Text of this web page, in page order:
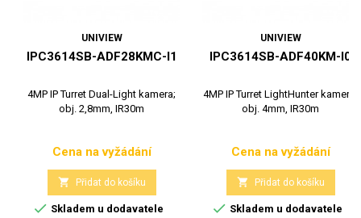
UNIVIEW
IPC3614SB-ADF28KMC-I1
4MP IP Turret Dual-Light kamera;
obj. 2,8mm, IR30m
Cena
Cena na vyžádání
 Přidat do košíku
 Skladem u dodavatele
UNIVIEW
IPC3614SB-ADF40KM-I0
4MP IP Turret LightHunter kamera;
obj. 4mm, IR30m
Cena
Cena na vyžádání
 Přidat do košíku
 Skladem u dodavatele